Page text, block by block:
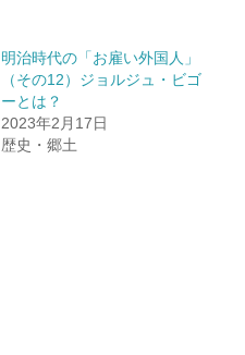
明治時代の「お雇い外国人」
（その12）ジョルジュ・ビゴ
ーとは？
2023年2月17日
歴史・郷土